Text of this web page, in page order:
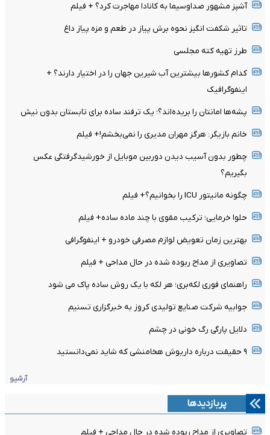
آشپز مشهور صداوسیما به کانادا مهاجرت کرد؟ + فیلم
تاثیر شکفت انگیز نحوه برش پیاز در طعم و مزه پیاز داغ
طرز تهیه کته مجلسی
کدام کشورها بیشترین آب شیرین جهان را در اختیار دارند؟ +
اینفوگرافیک
پشه‌ها امانتان را بریده‌اند؟؛ یک ترفند ساده برای تابستان بدون نیش
خانم بازیگر: هرگز مهران مدیری را نمی‌بخشم!+ فیلم
چطور بدون آسیب دیدن دوربین موبایل از خورشیدگرفتگی عکس
بگیریم؟
چگونه مانیتور ICU را بخوانیم؟+ فیلم
حلوا خرمایی؛ ترکیب مقوی با چند ماده ساده+ فیلم
بهترین زمان تعویض لوازم مصرفی خودرو + اینفوگرافی
تصاویری از مداح ربوده شده در حال مداحی + فیلم
راهنمای فوری لکه‌بری؛ هر لکه با یک روش ساده پاک می شود
جوابیه شرکت صنایع تولیدی کروز به خبرگزاری تسنیم
دلایل پارگی رگ خونی در چشم
۹ حقیقت درباره داریوش هخامنشی که شاید نمی‌دانستید
آرشیو
پربازدیدها
تصاویری از مداح ربوده شده در حال مداحی + فیلم